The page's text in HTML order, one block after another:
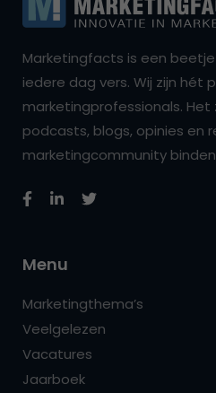
Marketingfacts is een
iedere dag vers. Wij zijn hét
marketingprofessionals. Het
podcasts, blogs, opinies en
marketingcommunity
Menu
Marketingthema’s
Veelgelezen
Vacatures
Jaarboek